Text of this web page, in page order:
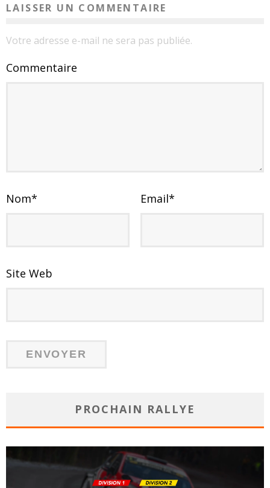
LAISSER UN COMMENTAIRE
Votre adresse e-mail ne sera pas publiée.
Commentaire
Nom* Email*
Site Web
PROCHAIN RALLYE